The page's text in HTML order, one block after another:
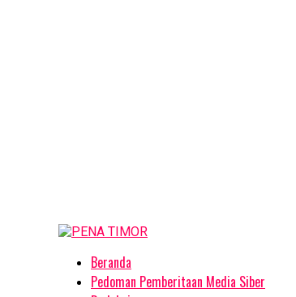
Beranda
Pedoman Pemberitaan Media Siber